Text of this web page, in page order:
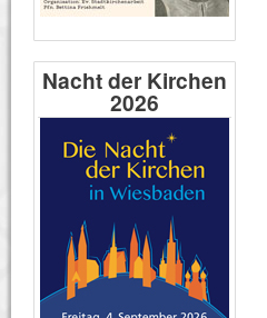
Nacht der Kirchen
2026